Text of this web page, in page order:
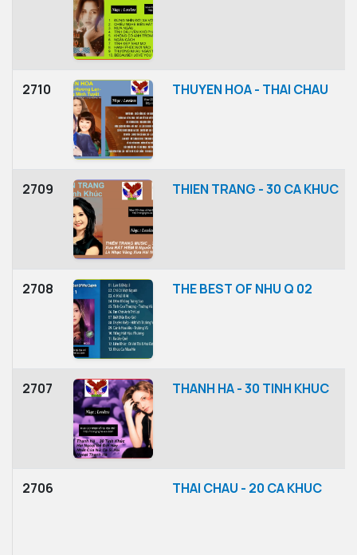
2710 THUYEN HOA - THAI CHAU
2709 THIEN TRANG - 30 CA KHUC
2708 THE BEST OF NHU Q 02
2707 THANH HA - 30 TINH KHUC
2706 THAI CHAU - 20 CA KHUC